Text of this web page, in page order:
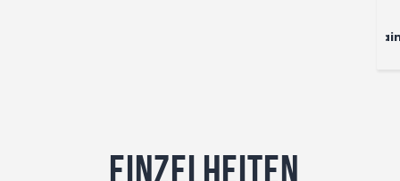
Paris
Einzelheiten